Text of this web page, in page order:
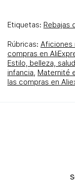
Etiquetas: Rebajas
Rúbricas: Aficiones
compras en
Estilo, belleza, salud
infancia, Maternité
las compras en